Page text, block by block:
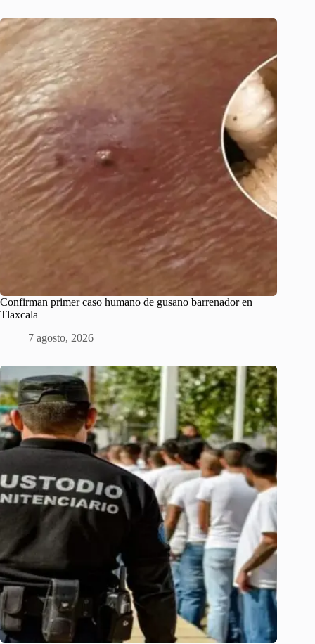
Confirman primer caso humano de gusano barrenador en
Tlaxcala
7 agosto, 2026